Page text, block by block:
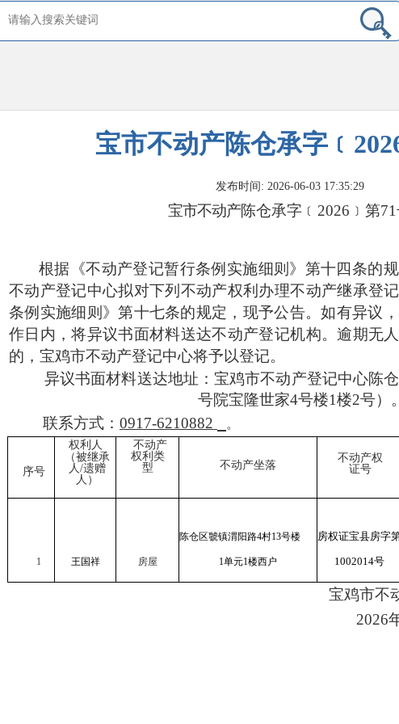
宝市不动产陈仓承字
发布时间: 2026-06-03 17:35:29
宝市不动产陈仓承字﹝2026﹞第
根据《不动产登记暂行条例实施细则》第十四条的
不动产登记中心拟对下列不动产权利办理不动产继承登
条例实施细则》第十七条的规定，现予公告。如有异议
作日内，将异议书面材料送达不动产登记机构。逾期无
的，宝鸡市不动产登记中心将予以登记。
异议书面材料送达地址：宝鸡市不动产登记中心陈
号院宝隆世家4号楼1楼2号）。
联系方式： 0917-6210882 。
序号
权利人
（被继承
人/遗赠
人）
不动产
权利类
型
不动产坐落
不动产权
证号
1 王国祥 房屋
陈仓区虢镇渭阳路4村13号楼
1单元1楼西户
房权证宝县房字
1002014号
宝鸡市不
2026年